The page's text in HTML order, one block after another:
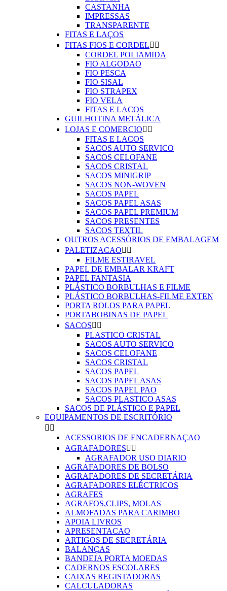
CASTANHA
IMPRESSAS
TRANSPARENTE
FITAS E LAÇOS
FITAS FIOS E CORDEL 
CORDEL POLIAMIDA
FIO ALGODAO
FIO PESCA
FIO SISAL
FIO STRAPEX
FIO VELA
FITAS E LACOS
GUILHOTINA METÁLICA
LOJAS E COMERCIO 
FITAS E LACOS
SACOS AUTO SERVICO
SACOS CELOFANE
SACOS CRISTAL
SACOS MINIGRIP
SACOS NON-WOVEN
SACOS PAPEL
SACOS PAPEL ASAS
SACOS PAPEL PREMIUM
SACOS PRESENTES
SACOS TEXTIL
OUTROS ACESSÓRIOS DE EMBALAGEM
PALETIZACAO 
FILME ESTIRAVEL
PAPEL DE EMBALAR KRAFT
PAPEL FANTASIA
PLÁSTICO BORBULHAS E FILME
PLÁSTICO BORBULHAS-FILME EXTEN
PORTA ROLOS PARA PAPEL
PORTABOBINAS DE PAPEL
SACOS 
PLASTICO CRISTAL
SACOS AUTO SERVICO
SACOS CELOFANE
SACOS CRISTAL
SACOS PAPEL
SACOS PAPEL ASAS
SACOS PAPEL PAO
SACOS PLASTICO ASAS
SACOS DE PLÁSTICO E PAPEL
EQUIPAMENTOS DE ESCRITÓRIO
 
ACESSORIOS DE ENCADERNAÇAO
AGRAFADORES 
AGRAFADOR USO DIARIO
AGRAFADORES DE BOLSO
AGRAFADORES DE SECRETÁRIA
AGRAFADORES ELÉCTRICOS
AGRAFES
AGRAFOS,CLIPS, MOLAS
ALMOFADAS PARA CARIMBO
APOIA LIVROS
APRESENTACAO
ARTIGOS DE SECRETÁRIA
BALANÇAS
BANDEJA PORTA MOEDAS
CADERNOS ESCOLARES
CAIXAS REGISTADORAS
CALCULADORAS